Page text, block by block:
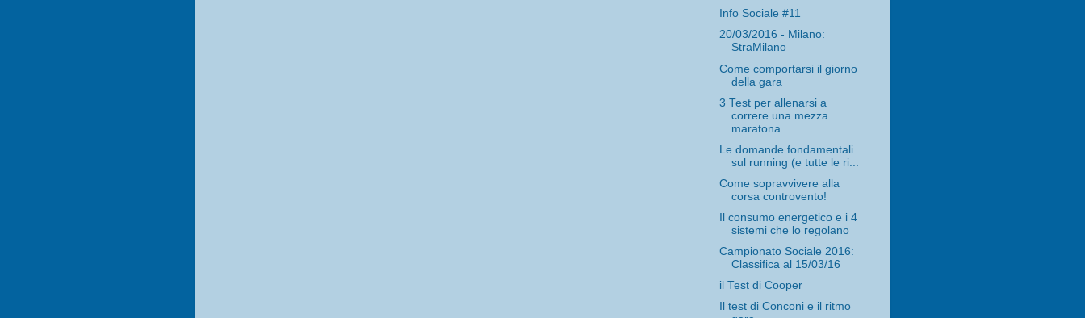
Info Sociale #11
20/03/2016 - Milano:
StraMilano
Come comportarsi il giorno
della gara
3 Test per allenarsi a
correre una mezza
maratona
Le domande fondamentali
sul running (e tutte le ri...
Come sopravvivere alla
corsa controvento!
Il consumo energetico e i 4
sistemi che lo regolano
Campionato Sociale 2016:
Classifica al 15/03/16
il Test di Cooper
Il test di Conconi e il ritmo